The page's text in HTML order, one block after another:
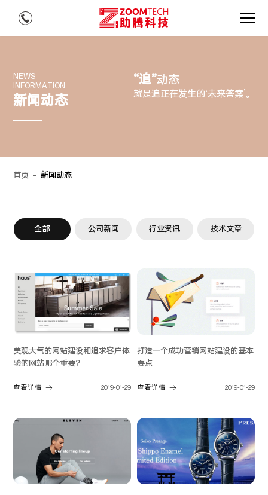
NEWS
INFORMATION
新闻动态
“追”动态
就是追正在发生的‘未来答案’。
首页 - 新闻动态
全部 公司新闻 行业资讯 技术文章
美观大气的网站建设和追求客户体
验的网站哪个重要？
查看详情 2019-01-29
打造一个成功营销网站建设的基本
要点
查看详情 2019-01-29